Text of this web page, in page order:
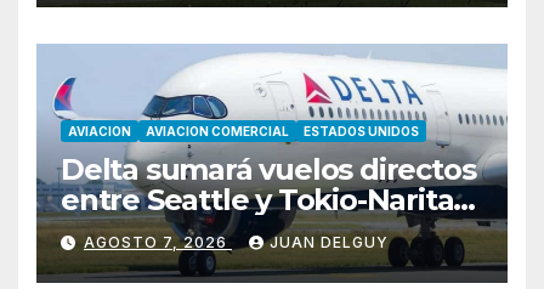
AVIACION AVIACION COMERCIAL ESTADOS UNIDOS
Delta sumará vuelos directos
entre Seattle y Tokio-Narita
desde marzo de 2027
AGOSTO 7, 2026 JUAN DELGUY